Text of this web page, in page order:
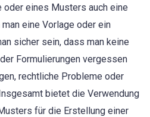
oder eines Musters auch eine
eine Vorlage oder ein
sicher sein, dass man keine
Formulierungen vergessen
rechtliche Probleme oder
bietet die Verwendung
für die Erstellung einer